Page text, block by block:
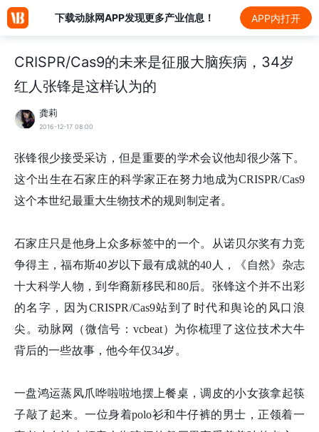
下载动脉网APP发现更多产业信息！ APP内打开
CRISPR/Cas9的未来是征服大脑疾病，34岁
红人张锋是这样认为的
龚莉
2016-12-17 08:00
张锋很少接受采访，但是重要的学术会议他却很少落下。
这个出生在石家庄的科学家正在努力地成为CRISPR/Cas9
这个本世纪最重大生物技术的规则制定者。
石家庄只是他身上众多标签中的一个。从诺贝尔奖有力竞
争得主，福布斯40岁以下最有成就的40人，《自然》杂志
十大科学人物，到华裔新移民和80后。张锋这个并不出彩
的名字，因为CRISPR/Cas9站到了时代和舆论的风口浪
尖。动脉网（微信号：vcbeat）为你梳理了这位技术大牛
背后的一些故事，他今年仅34岁。
一盘鸿运蒸凤爪哗啦啦地摆上餐桌，调皮的小女孩拿起筷
子敲了起来。一位身着polo衫和牛仔裤的男士，正领着一